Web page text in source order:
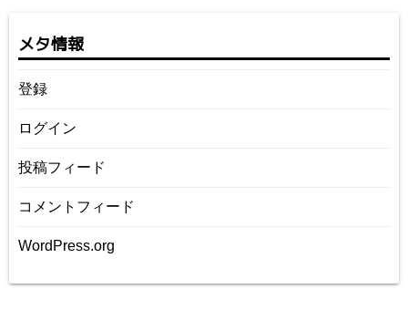
メタ情報
登録
ログイン
投稿フィード
コメントフィード
WordPress.org